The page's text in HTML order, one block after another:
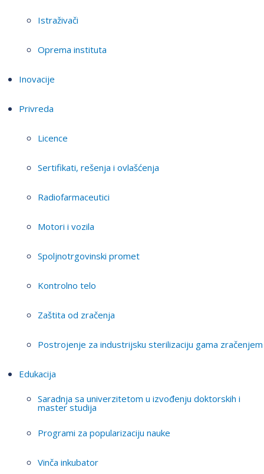
Istraživači
Oprema instituta
Inovacije
Privreda
Licence
Sertifikati, rešenja i ovlašćenja
Radiofarmaceutici
Motori i vozila
Spoljnotrgovinski promet
Kontrolno telo
Zaštita od zračenja
Postrojenje za industrijsku sterilizaciju gama zračenjem
Edukacija
Saradnja sa univerzitetom u izvođenju doktorskih i
master studija
Programi za popularizaciju nauke
Vinča inkubator